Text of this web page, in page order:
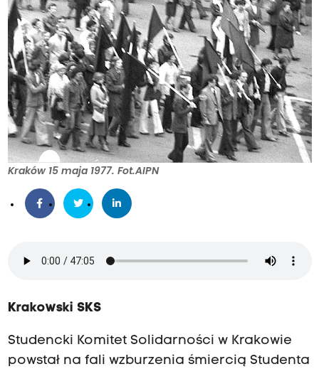
Kraków 15 maja 1977. Fot.AIPN
Krakowski SKS
Studencki Komitet Solidarności w Krakowie
powstał na fali wzburzenia śmiercią Studenta